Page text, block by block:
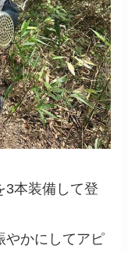
3本装備して登
やかにしてアピ